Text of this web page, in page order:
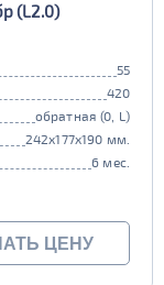
(L2.0)
55
420
обратная (0, L)
242x177x190 мм.
6 мес.
ЦЕНУ